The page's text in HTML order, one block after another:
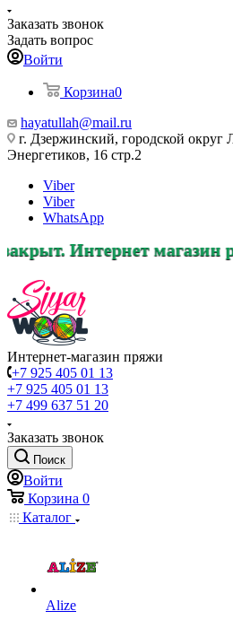
Заказать звонок
Задать вопрос
Войти
Корзина0
hayatullah@mail.ru
г. Дзержинский, городской округ
Энергетиков, 16 стр.2
Viber
Viber
WhatsApp
магазин работает
Интернет-магазин пряжи
+7 925 405 01 13
+7 925 405 01 13
+7 499 637 51 20
Заказать звонок
Поиск
Войти
Корзина 0
Каталог
Alize